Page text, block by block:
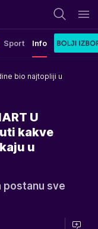
Sport Info
bio najtopliji u
U
kakve
u
postanu sve